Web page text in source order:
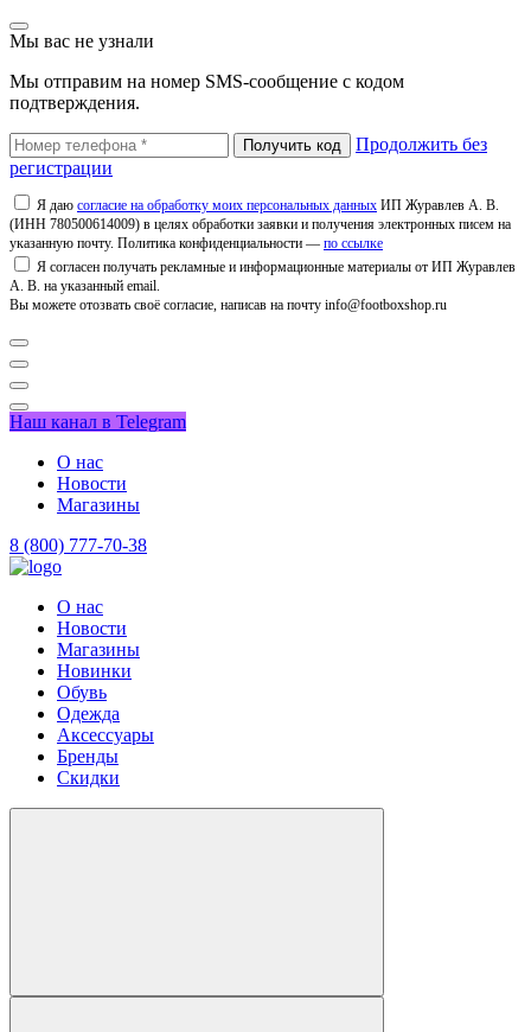
Мы вас не узнали
Мы отправим на номер SMS-сообщение с кодом
подтверждения.
Продолжить без
регистрации
Я даю согласие на обработку моих персональных данных ИП Журавлев А. В.
(ИНН 780500614009) в целях обработки заявки и получения электронных писем на
указанную почту. Политика конфиденциальности — по ссылке
Я согласен получать рекламные и информационные материалы от ИП Журавлев
А. В. на указанный email.
Вы можете отозвать своё согласие, написав на почту info@footboxshop.ru
Наш канал в Telegram
О нас
Новости
Магазины
8 (800) 777-70-38
О нас
Новости
Магазины
Новинки
Обувь
Одежда
Аксессуары
Бренды
Скидки